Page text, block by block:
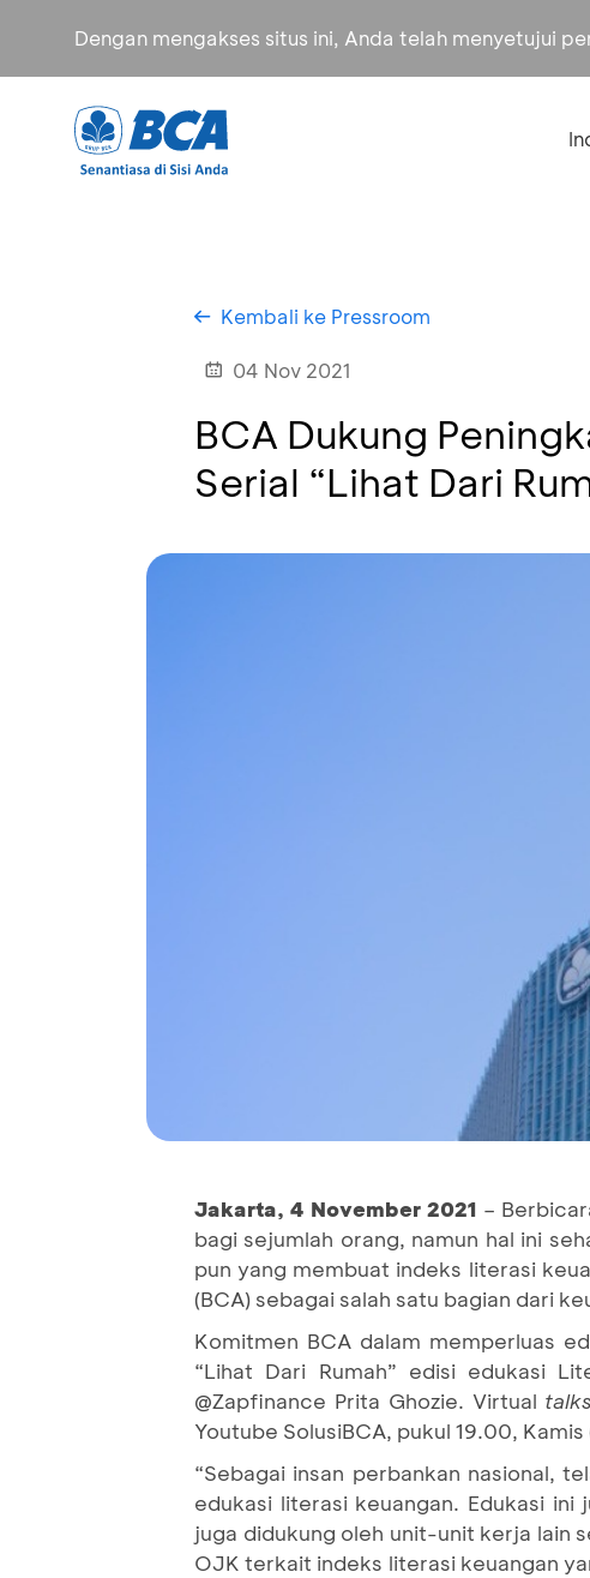
Dengan mengakses situs ini, Anda telah menyetujui
Kembali ke Pressroom
04 Nov 2021
BCA Dukung
Serial “Lihat Dari
Jakarta, 4 November 2021 –
bagi sejumlah orang, namun hal ini
pun yang membuat indeks literasi
(BCA) sebagai salah satu bagian dari
Komitmen BCA dalam memperluas
“Lihat Dari Rumah” edisi edukasi
@Zapfinance Prita Ghozie. Virtual
Youtube SolusiBCA, pukul 19.00, Kamis
“Sebagai insan perbankan nasional,
edukasi literasi keuangan. Edukasi
juga didukung oleh unit-unit kerja lain
OJK terkait indeks literasi keuangan